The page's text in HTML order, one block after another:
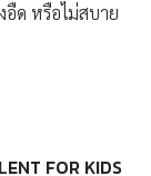
อืด หรือไม่สบาย
FOR KIDS